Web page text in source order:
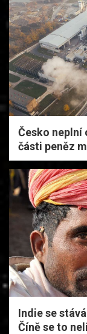
Česko
části peněz
Indie se
Číně se to